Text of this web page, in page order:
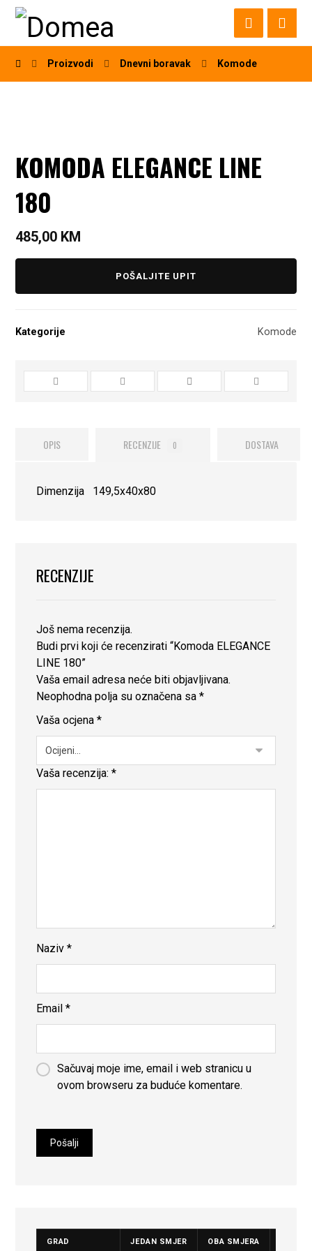
Proizvodi Dnevni boravak Komode
KOMODA ELEGANCE LINE
180
485,00 KM
POŠALJITE UPIT
Kategorije Komode
OPIS RECENZIJE 0 DOSTAVA
Dimenzija 149,5x40x80
RECENZIJE
Još nema recenzija.
Budi prvi koji će recenzirati “Komoda ELEGANCE
LINE 180”
Vaša email adresa neće biti objavljivana.
Neophodna polja su označena sa*
Vaša ocjena*
Vaša recenzija:*
Naziv*
Email*
Sačuvaj moje ime, email i web stranicu u
ovom browseru za buduće komentare.
GRAD JEDAN SMJER OBA SMJERA